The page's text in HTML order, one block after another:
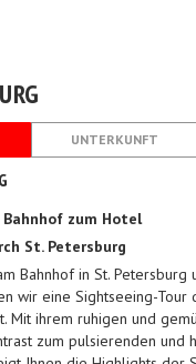
UNTERKUNFT
zum Hotel
St. Petersburg
Bahnhof in St.
wir eine Sightseeing-Tour
Mit ihrem ruhigen und
zum pulsierenden und